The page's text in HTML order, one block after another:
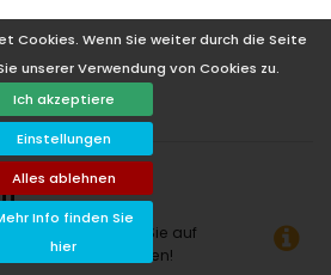
Cookies. Wenn Sie weiter durch die Seite
unserer Verwendung von Cookies zu.
Ich akzeptiere
Einstellungen
Alles ablehnen
Info finden Sie
hier
indem Sie auf
klicken!